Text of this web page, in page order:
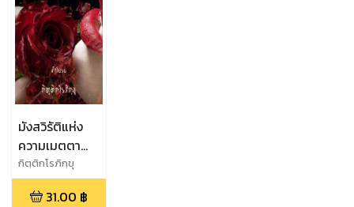
มังสวิรัติแห่ง
ความเมตตา
ฉบับหยุดฆ่าและ
หยุดกิน
กิตฺติกโรภิกฺขุ
31.00 ฿